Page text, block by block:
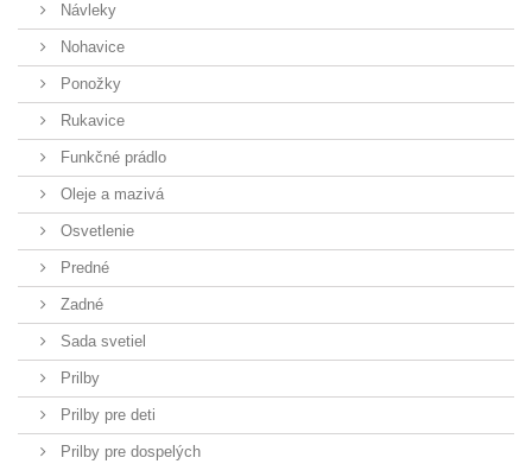
Návleky
Nohavice
Ponožky
Rukavice
Funkčné prádlo
Oleje a mazivá
Osvetlenie
Predné
Zadné
Sada svetiel
Prilby
Prilby pre deti
Prilby pre dospelých